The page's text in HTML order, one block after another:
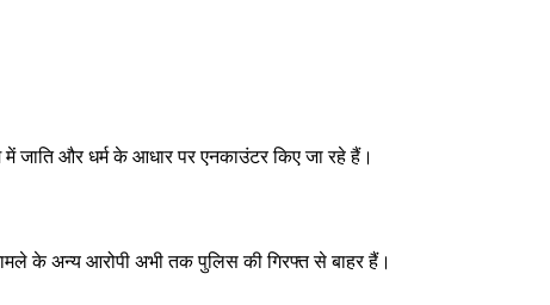
जाति और धर्म के आधार पर एनकाउंटर किए जा रहे हैं।
के अन्य आरोपी अभी तक पुलिस की गिरफ्त से बाहर हैं।